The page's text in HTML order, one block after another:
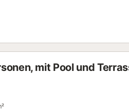
Umgebung. Hängematten laden
mit Pool und